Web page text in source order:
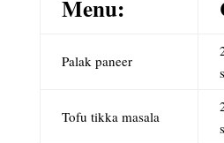
Menu:
Palak paneer
Tofu tikka masala